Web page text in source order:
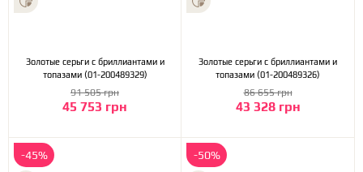
Золотые серьги с бриллиантами и
топазами (01-200489329)
45 753 грн
91 505 грн
Золотые серьги с бриллиантами и
топазами (01-200489326)
43 328 грн
86 655 грн
-45% -50%